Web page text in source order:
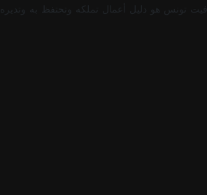
تونس هو دليل أعمال تملكه وتحتفظ به وتديره